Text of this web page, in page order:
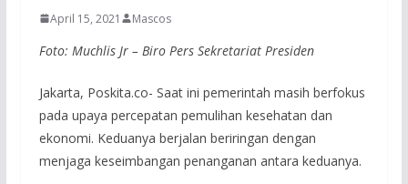
April 15, 2021 Mascos
Foto: Muchlis Jr – Biro Pers Sekretariat Presiden
Jakarta, Poskita.co- Saat ini pemerintah masih berfokus
pada upaya percepatan pemulihan kesehatan dan
ekonomi. Keduanya berjalan beriringan dengan
menjaga keseimbangan penanganan antara keduanya.